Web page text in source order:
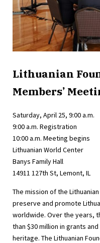
Lithuanian
Members’
Saturday, April 25, 9:00 a.m.
9:00 a.m. Registration
10:00 a.m. Meeting begins
Lithuanian World Center
Banys Family Hall
14911 127th St, Lemont, IL
The mission of the
preserve and promote
worldwide. Over the years,
than $30 million in grants
heritage. The Lithuanian